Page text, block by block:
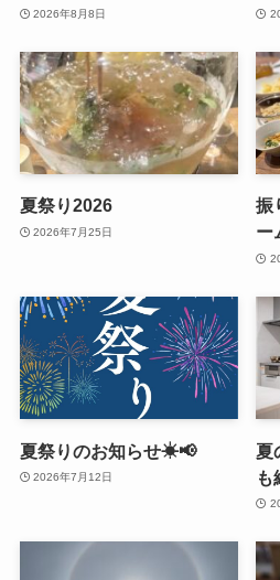
2026年8月8日
夏祭り2026
2026年7月25日
振
ー
夏祭りのお知らせ☀📢
2026年7月12日
夏
も